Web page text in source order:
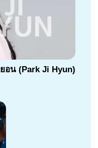
อน (Park Ji Hyun)